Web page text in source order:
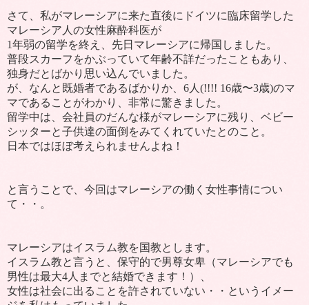
さて、私がマレーシアに来た直後にドイツに臨床留学した
マレーシア人の女性麻酔科医が
1年弱の留学を終え、先日マレーシアに帰国しました。
普段スカーフをかぶっていて年齢不詳だったこともあり、
独身だとばかり思い込んでいました。
が、なんと既婚者であるばかりか、 6 人 (!!!! 16歳〜3歳)のマ
マであることがわかり、非常に驚きました。
留学中は、会社員のだんな様がマレーシアに残り、ベビー
シッターと子供達の面倒をみてくれていたとのこと。
日本ではほぼ考えられませんよね！
と言うことで、今回はマレーシアの働く女性事情につい
て・・。
マレーシアはイスラム教を国教とします。
イスラム教と言うと、保守的で男尊女卑（マレーシアでも
男性は最大4人までと結婚できます！）、
女性は社会に出ることを許されていない・・というイメー